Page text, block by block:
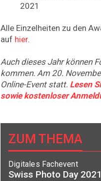
2021
Alle Einzelheiten zu den
auf hier.
Auch dieses Jahr können
kommen. Am 20.
Online-Event statt. Lesen
sowie kostenloser
ZUM THEMA
Digitales Fachevent
Swiss Photo Day